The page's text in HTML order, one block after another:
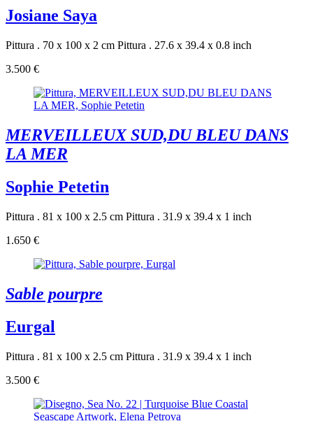
Josiane Saya
Pittura . 70 x 100 x 2 cm Pittura . 27.6 x 39.4 x 0.8 inch
3.500 €
MERVEILLEUX SUD,DU BLEU DANS
LA MER
Sophie Petetin
Pittura . 81 x 100 x 2.5 cm Pittura . 31.9 x 39.4 x 1 inch
1.650 €
Sable pourpre
Eurgal
Pittura . 81 x 100 x 2.5 cm Pittura . 31.9 x 39.4 x 1 inch
3.500 €